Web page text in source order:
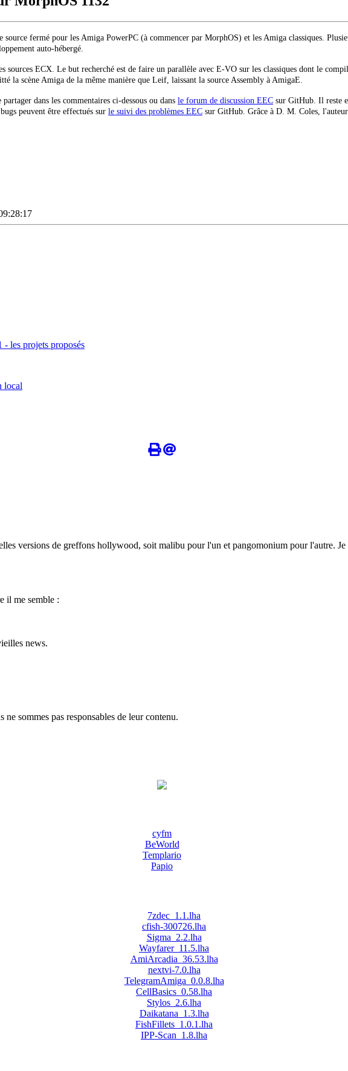
fermé pour les Amiga PowerPC (à commencer par MorphOS) et les Amiga classiques.
auto-hébergé.
sources ECX. Le but recherché est de faire un parallèle avec E-VO sur les classiques dont le
la scène Amiga de la même manière que Leif, laissant la source Assembly à AmigaE.
dans les commentaires ci-dessous ou dans le forum de discussion EEC sur GitHub. Il reste
peuvent être effectués sur le suivi des problèmes EEC sur GitHub. Grâce à D. M. Coles,
les projets proposés
local
versions de greffons hollywood, soit malibu pour l'un et pangomonium pour l'autre. Je
il me semble :
news.
sommes pas responsables de leur contenu.
cyfm
BeWorld
Templario
Papio
7zdec_1.1.lha
cfish-300726.lha
Sigma_2.2.lha
Wayfarer_11.5.lha
AmiArcadia_36.53.lha
nextvi-7.0.lha
TelegramAmiga_0.0.8.lha
CellBasics_0.58.lha
Stylos_2.6.lha
Daikatana_1.3.lha
FishFillets_1.0.1.lha
IPP-Scan_1.8.lha